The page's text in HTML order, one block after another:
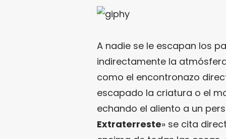
A nadie se le escapan los
indirectamente la
como el encontronazo
escapado la criatura o el
echando el aliento a un
Extraterreste» se cita